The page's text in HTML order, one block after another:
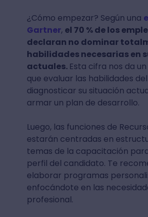
¿Cómo empezar? Según una
Gartner, el 70 % de los
declaran no dominar
habilidades necesarias en
actuales. Esta cifra nos da
que evaluar las habilidades
diagnosticar su situación
armar un plan de desarrollo.
Luego, las funciones de
estarán centradas en
temas de la capacitación
perfil del candidato. Te
elaborar programas
enfocándote en las
profesional.